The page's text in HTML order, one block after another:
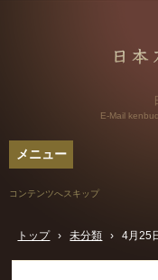
E-Mail
メニュー
コンテンツへスキップ
トップ › 未分類 › 4月25